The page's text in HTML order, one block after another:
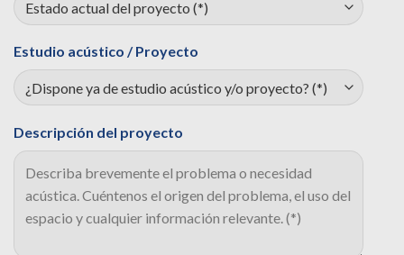
Estudio acústico / Proyecto
Descripción del proyecto